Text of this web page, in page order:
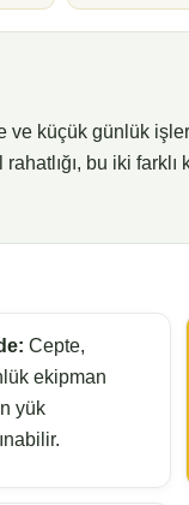
ve küçük günlük
bu iki
Cepte,
ekipman
yük